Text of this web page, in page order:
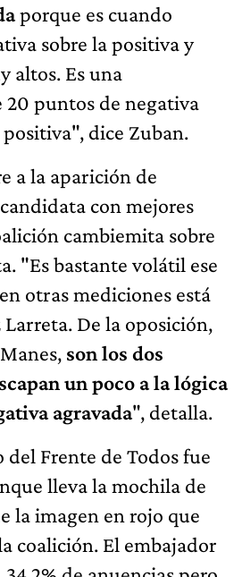
porque es cuando
sobre la positiva y
altos. Es una
20 puntos de negativa
dice Zuban.
a la aparición de
con mejores
cambiemita sobre
"Es bastante volátil ese
otras mediciones está
De la oposición,
son los dos
un poco a la lógica
agravada", detalla.
del Frente de Todos fue
lleva la mochila de
la imagen en rojo que
coalición. El embajador